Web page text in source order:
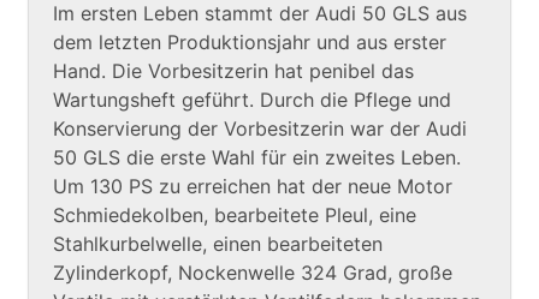
Im ersten Leben stammt der Audi 50 GLS aus
dem letzten Produktionsjahr und aus erster
Hand. Die Vorbesitzerin hat penibel das
Wartungsheft geführt. Durch die Pflege und
Konservierung der Vorbesitzerin war der Audi
50 GLS die erste Wahl für ein zweites Leben.
Um 130 PS zu erreichen hat der neue Motor
Schmiedekolben, bearbeitete Pleul, eine
Stahlkurbelwelle, einen bearbeiteten
Zylinderkopf, Nockenwelle 324 Grad, große